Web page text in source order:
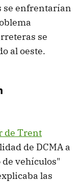
se enfrentarían
se
al oeste.
de Trent
de DCMA a
vehículos"
las